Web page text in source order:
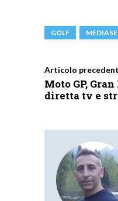
GOLF
Articolo
Moto GP,
diretta tv e